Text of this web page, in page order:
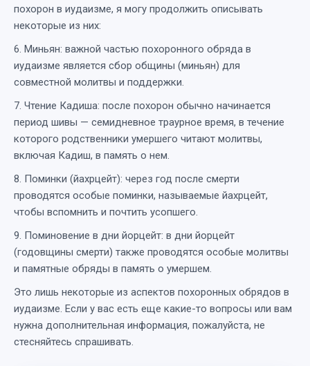
похорон в иудаизме, я могу продолжить описывать
некоторые из них:
6. Миньян: важной частью похоронного обряда в
иудаизме является сбор общины (миньян) для
совместной молитвы и поддержки.
7. Чтение Кадиша: после похорон обычно начинается
период шивы — семидневное траурное время, в течение
которого родственники умершего читают молитвы,
включая Кадиш, в память о нем.
8. Поминки (йахрцейт): через год после смерти
проводятся особые поминки, называемые йахрцейт,
чтобы вспомнить и почтить усопшего.
9. Поминовение в дни йорцейт: в дни йорцейт
(годовщины смерти) также проводятся особые молитвы
и памятные обряды в память о умершем.
Это лишь некоторые из аспектов похоронных обрядов в
иудаизме. Если у вас есть еще какие-то вопросы или вам
нужна дополнительная информация, пожалуйста, не
стесняйтесь спрашивать.